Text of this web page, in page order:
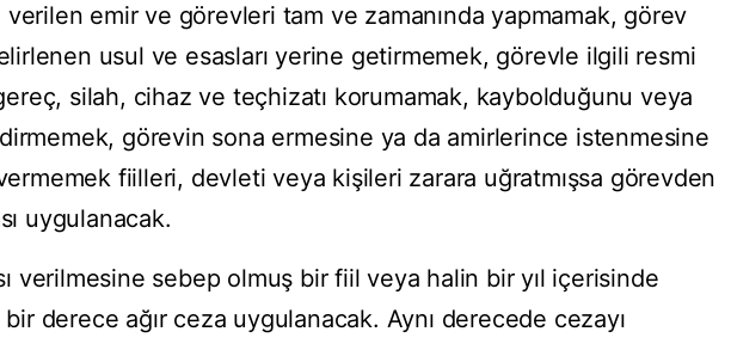
verilen emir ve görevleri tam ve zamanında yapmamak, görev
usul ve esasları yerine getirmemek, görevle ilgili resmi
silah, cihaz ve teçhizatı korumamak, kaybolduğunu veya
görevin sona ermesine ya da amirlerince istenmesine
fiilleri, devleti veya kişileri zarara uğratmışsa görevden
uygulanacak.
verilmesine sebep olmuş bir fiil veya halin bir yıl içerisinde
derece ağır ceza uygulanacak. Aynı derecede cezayı